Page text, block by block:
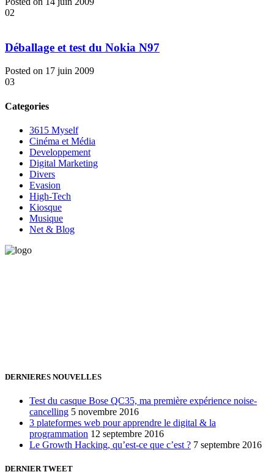
02
Déballage et test du Nokia N97
Posted on 17 juin 2009
03
Categories
3615 Myself
Cinéma et Média
Developpement
Digital Marketing
Divers
Evasion
High-Tech
Kiosque
Musique
Net & Blog
DERNIERES NOUVELLES
Test du casque Bose QC35, ma première expérience noise-
cancelling 5 novembre 2016
3 plateformes web pour apprendre le digital & la
programmation 12 septembre 2016
Le Growth Hacking, qu’est-ce que c’est ? 7 septembre 2016
DERNIER TWEET